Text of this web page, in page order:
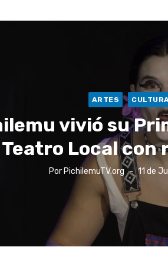
ARTES CULTURA
vivió su
Teatro Local
Por PichilemuTV.org
el
11 de